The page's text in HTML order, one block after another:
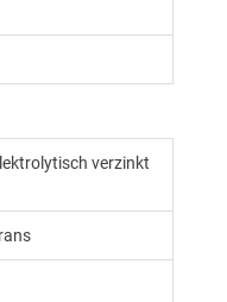
verzinkt